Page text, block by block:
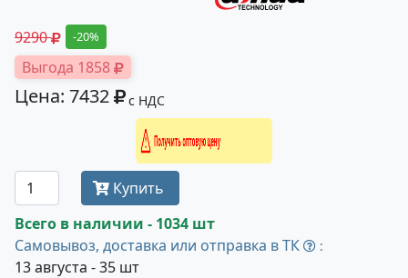
9290 -20%
Выгода 1858
Цена: 7432 с НДС
Получить оптовую цену
Купить
Всего в наличии - 1034 шт
Самовывоз, доставка или отправка в ТК
:
13 августа - 35 шт